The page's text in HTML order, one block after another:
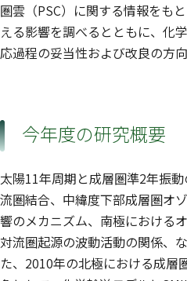
圏雲（PSC）に関する情報をも
える影響を調べるとともに、化
応過程の妥当性および改良の方
今年度の研究概要
太陽11年周期と成層圏準2年振
流圏結合、中緯度下部成層圏オ
響のメカニズム、南極における
対流圏起源の波動活動の関係、
た、2010年の北極における成層